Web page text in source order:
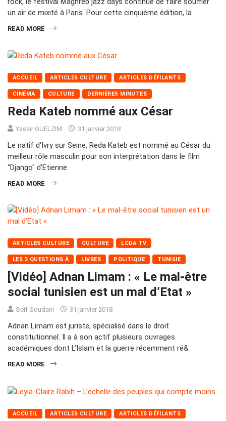
un air de mixité à Paris. Pour cette cinquième édition, la
READ MORE
ACCUEIL ARTICLES CULTURE ARTICLES DÉFILANTS
CINÉMA CULTURE DERNIÈRES MINUTES
Reda Kateb nommé aux César
Yassir GUELZIM 31 janvier 2018
Le natif d'Ivry sur Seine, Reda Kateb est nommé au César du
meilleur rôle masculin pour son interprétation dans le film
"Django" d'Etienne
READ MORE
ARTICLES CULTURE CULTURE LCDA TV
LES 3 QUESTIONS À LIVRES POLITIQUE TUNISIE
[Vidéo] Adnan Limam : « Le mal-être
social tunisien est un mal d’Etat »
Seif Soudani 31 janvier 2018
Adnan Limam est juriste, spécialisé dans le droit
constitutionnel. Il a à son actif plusieurs ouvrages
académiques dont L’Islam et la guerre récemment ré&
READ MORE
ACCUEIL ARTICLES CULTURE ARTICLES DÉFILANTS